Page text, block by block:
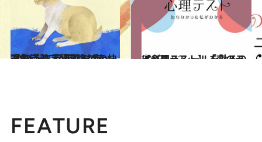
2020.1.21
［兔(うさぎ)年］1/25～2/22運勢 渋滞知らずの快適ドライブが可能な時
占い 2020.1.12
【心理テスト】「恋のライバル」 シールを貼るのはどこ？
占い
FEATURE